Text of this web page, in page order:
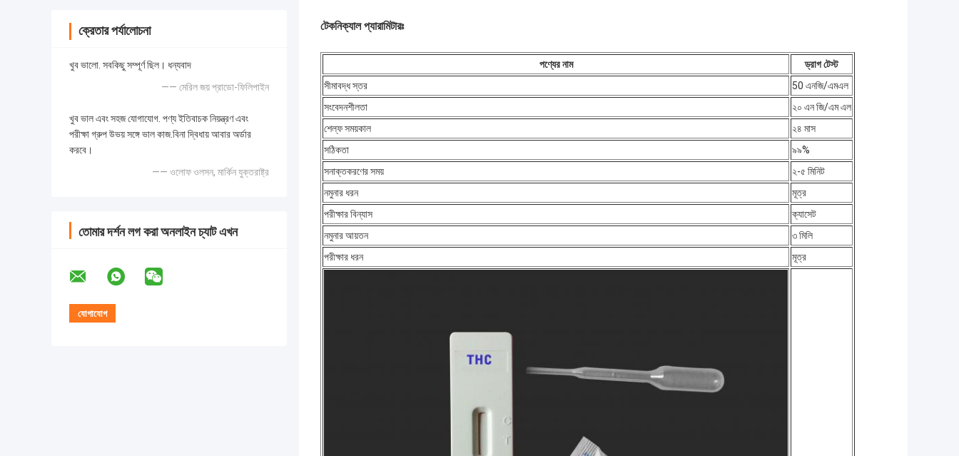
ক্রেতার পর্যালোচনা
খুব ভালো. সবকিছু সম্পূর্ণ ছিল। ধন্যবাদ
—— মেরিল জয় প্রাডো-ফিলিপাইন
খুব ভাল এবং সহজ যোগাযোগ. পণ্য ইতিবাচক নিয়ন্ত্রণ এবং
পরীক্ষা গ্রুপ উভয় সঙ্গে ভাল কাজ.বিনা দ্বিধায় আবার অর্ডার
করবে।
—— ওলোফ ওলসন, মার্কিন যুক্তরাষ্ট্র
তোমার দর্শন লগ করা অনলাইন চ্যাট এখন
টেকনিক্যাল প্যারামিটারঃ
পণ্যের নাম
ড্রাগ টেস্ট
সীমাবদ্ধ স্তর
50 এনজি/এমএল
সংবেদনশীলতা
২০ এন জি/এম এল
শেল্ফ সময়কাল
২৪ মাস
সঠিকতা
৯৯%
সনাক্তকরণের সময়
২-৫ মিনিট
নমুনার ধরন
মূত্র
পরীক্ষার বিন্যাস
ক্যাসেট
নমুনার আয়তন
৩ মিলি
পরীক্ষার ধরন
মূত্র